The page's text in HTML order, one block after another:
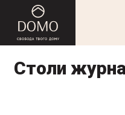
Столи